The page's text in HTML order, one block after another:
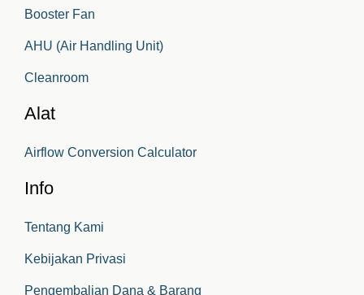
Booster Fan
AHU (Air Handling Unit)
Cleanroom
Alat
Airflow Conversion Calculator
Info
Tentang Kami
Kebijakan Privasi
Pengembalian Dana & Barang